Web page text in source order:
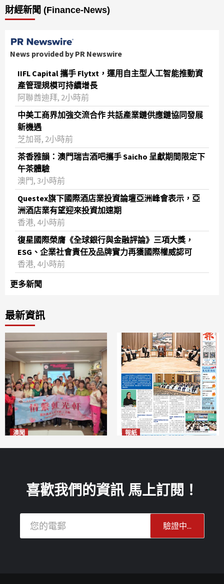
財經新聞 (Finance-News)
News provided by PR Newswire
IIFL Capital 攜手 Flytxt，運用自主型人工智能推動資
產管理規模可持續增長
阿聯酋迪拜, 2小時前
中美工商界加強交流合作 共話產業鏈供應鏈協同發展
新機遇
芝加哥, 2小時前
茶香雅韻：澳門瑞吉酒吧攜手 Saicho 呈獻期間限定下
午茶體驗
澳門, 3小時前
Questex旗下國際酒店業投資論壇亞洲峰會表示，亞
洲酒店業有望迎來投資加速期
香港, 4小時前
復星國際榮膺《全球銀行與金融評論》三項大獎，
ESG、企業社會責任及品牌實力再獲國際權威認可
香港, 4小時前
更多新聞
最新資訊
澳聞 報紙
喜歡我們的資訊 馬上訂閱！